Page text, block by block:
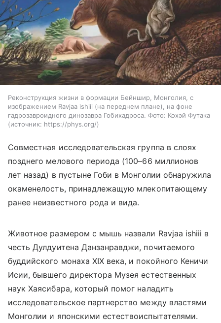
Реконструкция жизни в формации Бейншир, Монголия, с
изображением Ravjaa ishiii (на переднем плане), на фоне
гадрозавроидного динозавра Гобихадроса. Фото: Кохэй Футака
источник: https://phys.org/
Совместная исследовательская группа в слоях
позднего мелового периода (100–66 миллионов
лет назад) в пустыне Гоби в Монголии обнаружила
окаменелость, принадлежащую млекопитающему
ранее неизвестного рода и вида.
Животное размером с мышь назвали Ravjaa ishiii в
честь Дулдуитена Данзанравджи, почитаемого
буддийского монаха XIX века, и покойного Кеничи
Исии, бывшего директора Музея естественных
наук Хаясибара, который помог наладить
исследовательское партнерство между властями
Монголии и японскими естествоиспытателями.